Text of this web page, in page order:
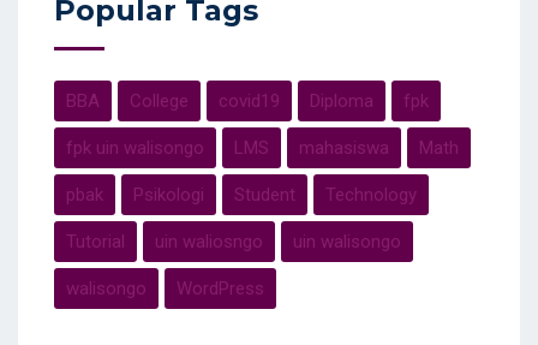
Popular Tags
BBA College covid19 Diploma fpk
fpk uin walisongo LMS mahasiswa Math
pbak Psikologi Student Technology
Tutorial uin waliosngo uin walisongo
walisongo WordPress